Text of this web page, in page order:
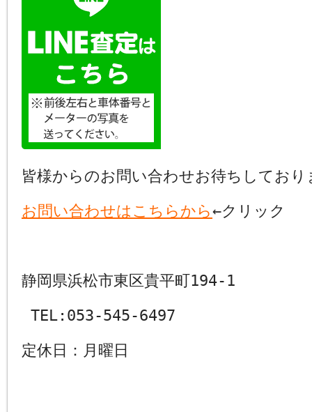
皆様からのお問い合わせお待ちしており
お問い合わせはこちらから←クリック
静岡県浜松市東区貴平町194-1
TEL:053-545-6497
定休日：月曜日